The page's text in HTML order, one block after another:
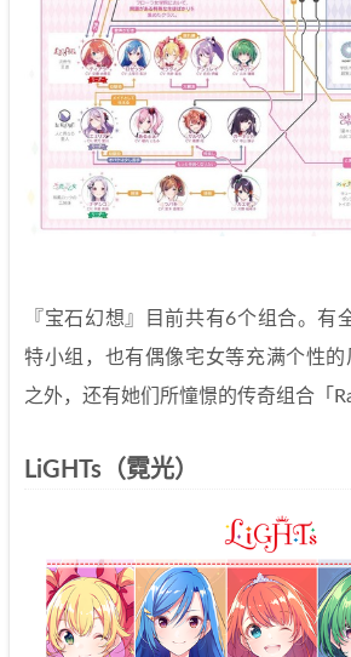
『宝石幻想』目前共有6个组合。有
特小组，也有偶像宅女等充满个性的
之外，还有她们所憧憬的传奇组合「
LiGHTs（霓光）